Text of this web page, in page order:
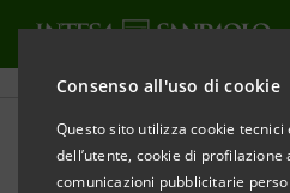
Consenso all'uso di cookie
Questo sito utilizza cookie tecnici
dell’utente, cookie di profilazione
comunicazioni pubblicitarie
INTRATTENIMENTO